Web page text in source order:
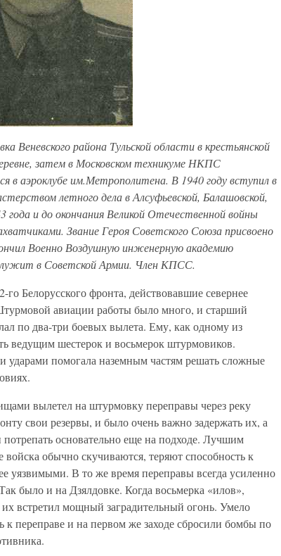
Веневского района Тульской области в крестьянской
затем в Московском техникуме НКПС
в аэроклубе им.Метрополитена. В 1940 году вступил в
летного дела в Алсуфьевской, Балашовской,
и до окончания Великой Отечественной войны
Звание Героя Советского Союза присвоено
Военно Воздушную инженерную академию
в Советской Армии. Член КПСС.
го Белорусского фронта, действовавшие севернее
авиации работы было много, и старший
по два-три боевых вылета. Ему, как одному из
ведущим шестерок и восьмерок штурмовиков.
ударами помогала наземным частям решать сложные
вылетел на штурмовку переправы через реку
свои резервы, и было очень важно задержать их, а
основательно еще на подходе. Лучшим
войска обычно скучиваются, теряют способность к
уязвимыми. В то же время переправы всегда усиленно
было и на Дзялдовке. Когда восьмерка «илов»,
встретил мощный заградительный огонь. Умело
переправе и на первом же заходе сбросили бомбы по